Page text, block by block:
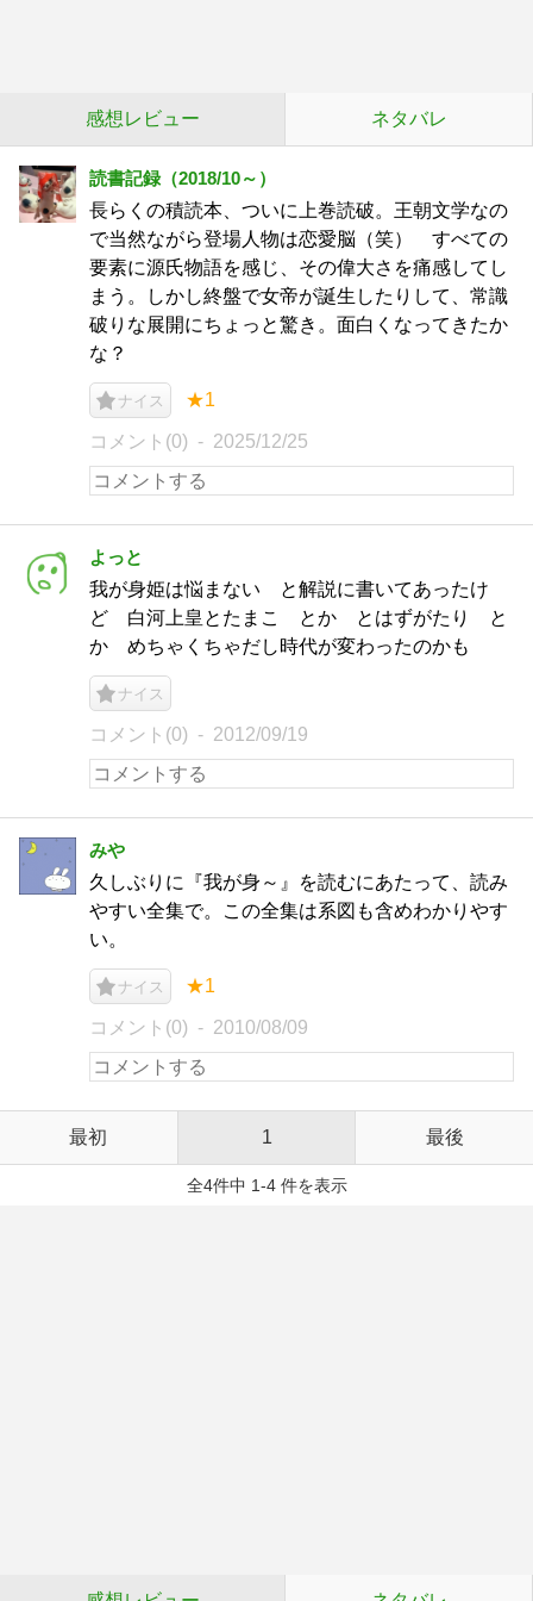
感想レビュー ネタバレ
読書記録（2018/10～）
長らくの積読本、ついに上巻読破。王朝文学なの
で当然ながら登場人物は恋愛脳（笑） すべての
要素に源氏物語を感じ、その偉大さを痛感してし
まう。しかし終盤で女帝が誕生したりして、常識
破りな展開にちょっと驚き。面白くなってきたか
な？
ナイス ★1
コメント(0) 2025/12/25
よっと
我が身姫は悩まない と解説に書いてあったけ
ど 白河上皇とたまこ とか とはずがたり と
か めちゃくちゃだし時代が変わったのかも
ナイス
コメント(0) 2012/09/19
みや
久しぶりに『我が身～』を読むにあたって、読み
やすい全集で。この全集は系図も含めわかりやす
い。
ナイス ★1
コメント(0) 2010/08/09
最初 1 最後
全4件中 1-4 件を表示